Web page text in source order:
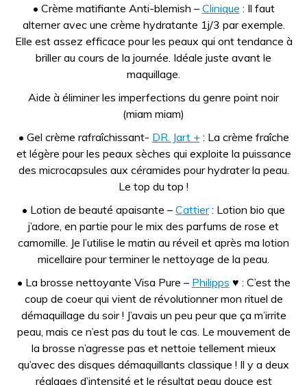
• Crème matifiante Anti-blemish – Clinique : Il faut
alterner avec une crème hydratante 1j/3 par exemple.
Elle est assez efficace pour les peaux qui ont tendance à
briller au cours de la journée. Idéale juste avant le
maquillage.
Aide à éliminer les imperfections du genre point noir
(miam miam)
• Gel crème rafraîchissant- DR. Jart + : La crème fraîche
et légère pour les peaux sèches qui exploite la puissance
des microcapsules aux céramides pour hydrater la peau.
Le top du top !
• Lotion de beauté apaisante – Cattier: Lotion bio que
j’adore, en partie pour le mix des parfums de rose et
camomille. Je l’utilise le matin au réveil et après ma lotion
micellaire pour terminer le nettoyage de la peau.
• La brosse nettoyante Visa Pure – Philipps ♥ : C’est the
coup de coeur qui vient de révolutionner mon rituel de
démaquillage du soir ! J’avais un peu peur que ça m’irrite
peau, mais ce n’est pas du tout le cas. Le mouvement de
la brosse n’agresse pas et nettoie tellement mieux
qu’avec des disques démaquillants classique ! Il y a deux
réglages d’intensité et le résultat peau douce est